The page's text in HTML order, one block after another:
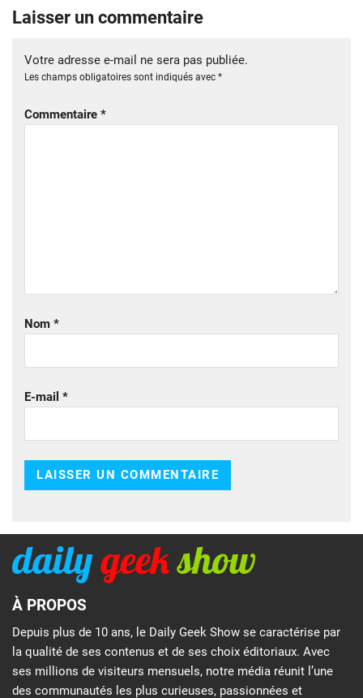
Laisser un commentaire
Votre adresse e-mail ne sera pas publiée.
Les champs obligatoires sont indiqués avec *
Commentaire *
Nom *
E-mail *
À PROPOS
Depuis plus de 10 ans, le Daily Geek Show se caractérise par
la qualité de ses contenus et de ses choix éditoriaux. Avec
ses millions de visiteurs mensuels, notre média réunit l’une
des communautés les plus curieuses, passionnées et